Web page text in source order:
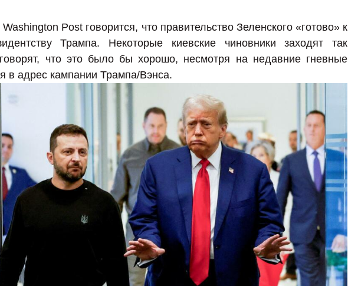
Post говорится, что правительство Зеленского «готово» к
Трампа. Некоторые киевские чиновники заходят так
что это было бы хорошо, несмотря на недавние гневные
в адрес кампании Трампа/Вэнса.